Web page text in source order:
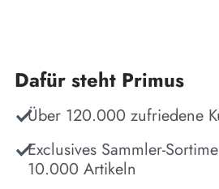
Dafür steht Primus
Über 120.000 zufriedene
Exclusives Sammler-
10.000 Artikeln